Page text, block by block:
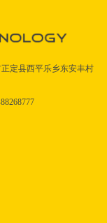
定县西平乐乡东安丰村